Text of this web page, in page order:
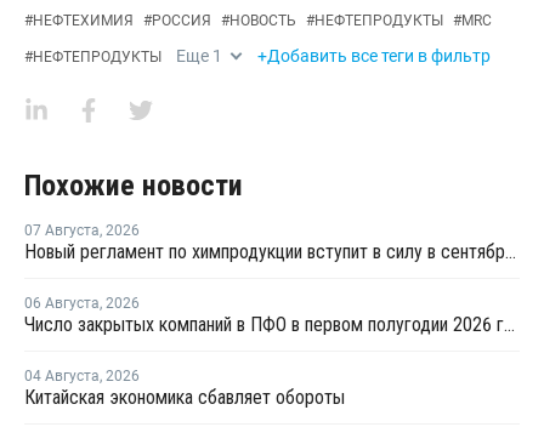
#НЕФТЕХИМИЯ #РОССИЯ #НОВОСТЬ #НЕФТЕПРОДУКТЫ #MRC
#НЕФТЕПРОДУКТЫ Еще 1 +Добавить все теги в фильтр
Похожие новости
07 Августа, 2026
Новый регламент по химпродукции вступит в силу в сентябре 2027 года
06 Августа, 2026
Число закрытых компаний в ПФО в первом полугодии 2026 года вдвое превысило число новых
04 Августа, 2026
Китайская экономика сбавляет обороты